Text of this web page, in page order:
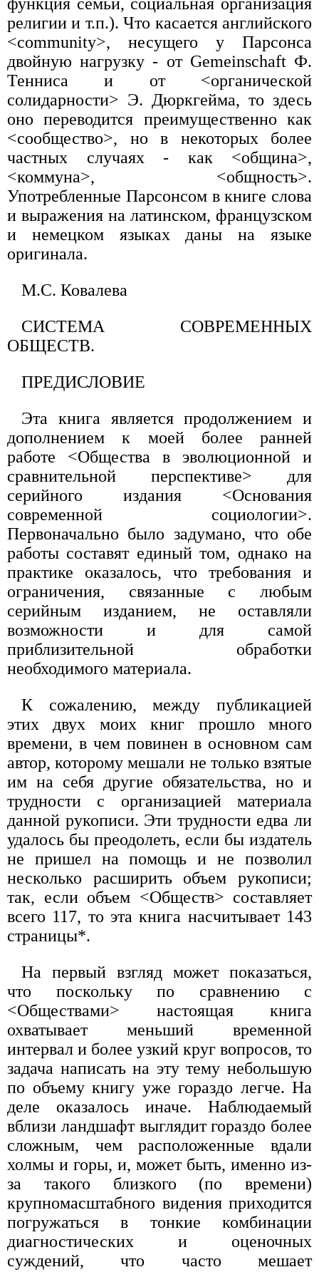
религии и т.п.). Что касается английского
<community>, несущего у Парсонса
двойную нагрузку - от Gemeinschaft Ф.
Тенниса и от <органической
солидарности> Э. Дюркгейма, то здесь
оно переводится преимущественно как
<сообщество>, но в некоторых более
частных случаях - как <община>,
<коммуна>, <общность>.
Употребленные Парсонсом в книге слова
и выражения на латинском, французском
и немецком языках даны на языке
оригинала.
М.С. Ковалева
СИСТЕМА СОВРЕМЕННЫХ
ОБЩЕСТВ.
ПРЕДИСЛОВИЕ
Эта книга является продолжением и
дополнением к моей более ранней
работе <Общества в эволюционной и
сравнительной перспективе> для
серийного издания <Основания
современной социологии>.
Первоначально было задумано, что обе
работы составят единый том, однако на
практике оказалось, что требования и
ограничения, связанные с любым
серийным изданием, не оставляли
возможности и для самой
приблизительной обработки
необходимого материала.
К сожалению, между публикацией
этих двух моих книг прошло много
времени, в чем повинен в основном сам
автор, которому мешали не только взятые
им на себя другие обязательства, но и
трудности с организацией материала
данной рукописи. Эти трудности едва ли
удалось бы преодолеть, если бы издатель
не пришел на помощь и не позволил
несколько расширить объем рукописи;
так, если объем <Обществ> составляет
всего 117, то эта книга насчитывает 143
страницы*.
На первый взгляд может показаться,
что поскольку по сравнению с
<Обществами> настоящая книга
охватывает меньший временной
интервал и более узкий круг вопросов, то
задача написать на эту тему небольшую
по объему книгу уже гораздо легче. На
деле оказалось иначе. Наблюдаемый
вблизи ландшафт выглядит гораздо более
сложным, чем расположенные вдали
холмы и горы, и, может быть, именно из-
за такого близкого (по времени)
крупномасштабного видения приходится
погружаться в тонкие комбинации
диагностических и оценочных
суждений, что часто мешает